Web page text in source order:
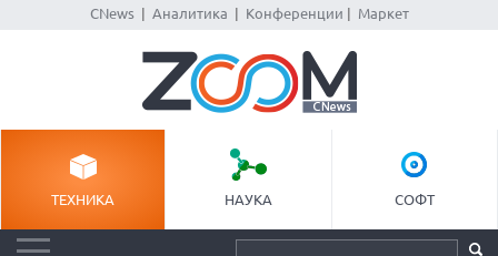
CNews| Аналитика Конференции Маркет
ТЕХНИКА НАУКА СОФТ